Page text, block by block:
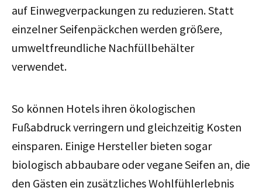
auf Einwegverpackungen zu reduzieren. Statt
einzelner Seifenpäckchen werden größere,
umweltfreundliche Nachfüllbehälter
verwendet.
So können Hotels ihren ökologischen
Fußabdruck verringern und gleichzeitig Kosten
einsparen. Einige Hersteller bieten sogar
biologisch abbaubare oder vegane Seifen an, die
den Gästen ein zusätzliches Wohlfühlerlebnis